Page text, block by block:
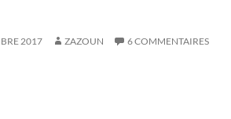
2017 ZAZOUN 6 COMMENTAIRES